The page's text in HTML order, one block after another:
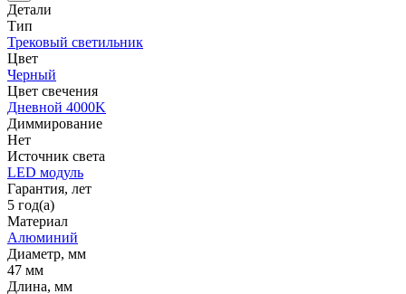
Детали
Тип
Трековый светильник
Цвет
Черный
Цвет свечения
Дневной 4000K
Диммирование
Нет
Источник cвета
LED модуль
Гарантия, лет
5 год(а)
Материал
Алюминий
Диаметр, мм
47 мм
Длина, мм